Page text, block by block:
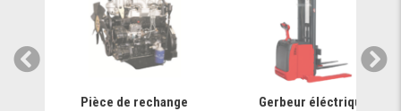
Pièce de rechange
Gerbeur éléctrique